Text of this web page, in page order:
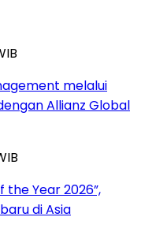
melalui
Allianz Global
the Year 2026”,
di Asia